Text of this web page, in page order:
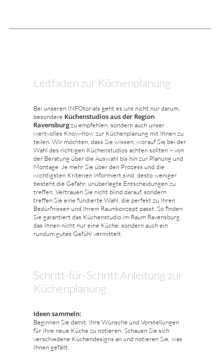
Leitfaden zur Küchenplanung
Bei unseren INFOtorials geht es uns nicht nur darum,
besondere Küchenstudios aus der Region
Ravensburgzu empfehlen, sondern auch unser
wertvolles Know-how zur Küchenplanung mit Ihnen zu
teilen. Wir möchten, dass Sie wissen, worauf Sie bei der
Wahl des richtigen Küchenstudios achten sollten – von
der Beratung über die Auswahl bis hin zur Planung und
Montage. Je mehr Sie über den Prozess und die
wichtigsten Kriterien informiert sind, desto weniger
besteht die Gefahr, unüberlegte Entscheidungen zu
treffen. Vertrauen Sie nicht blind darauf, sondern
treffen Sie eine fundierte Wahl, die perfekt zu Ihren
Bedürfnissen und Ihrem Raumkonzept passt. So finden
Sie garantiert das Küchenstudio im Raum Ravensburg,
das Ihnen nicht nur eine Küche, sondern auch ein
rundum gutes Gefühl vermittelt.
Schritt-für-Schritt Anleitung zur
Küchenplanung
Ideen sammeln:
Beginnen Sie damit, Ihre Wünsche und Vorstellungen
für Ihre neue Küche zu notieren. Schauen Sie sich
verschiedene Küchendesigns an und notieren Sie, was
Ihnen gefällt.